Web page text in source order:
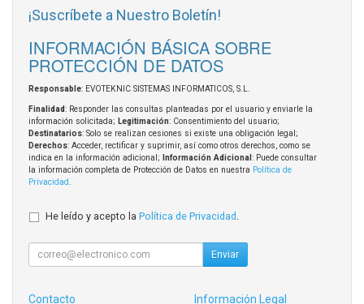
¡Suscríbete a Nuestro Boletín!
INFORMACIÓN BÁSICA SOBRE
PROTECCIÓN DE DATOS
Responsable: EVOTEKNIC SISTEMAS INFORMATICOS, S.L.
Finalidad: Responder las consultas planteadas por el usuario y enviarle la
información solicitada; Legitimación: Consentimiento del usuario;
Destinatarios: Solo se realizan cesiones si existe una obligación legal;
Derechos: Acceder, rectificar y suprimir, así como otros derechos, como se
indica en la información adicional;
Información Adicional : Puede consultar
la información completa de Protección de Datos en nuestra Política de
Privacidad
He leído y acepto la Política de Privacidad
Enviar
Contacto Información Legal